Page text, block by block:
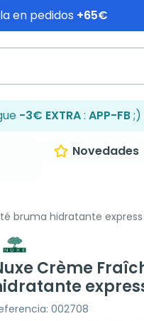
en pedidos +65€
-3€ EXTRA: APP-FB;)
Novedades
bruma hidratante express
Crème
002708